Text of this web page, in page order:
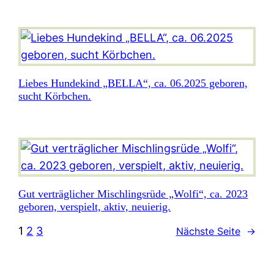
Liebes Hundekind „BELLA“, ca. 06.2025 geboren,
sucht Körbchen.
Gut verträglicher Mischlingsrüde „Wolfi“, ca. 2023
geboren, verspielt, aktiv, neuierig.
1 2 3 Nächste Seite →